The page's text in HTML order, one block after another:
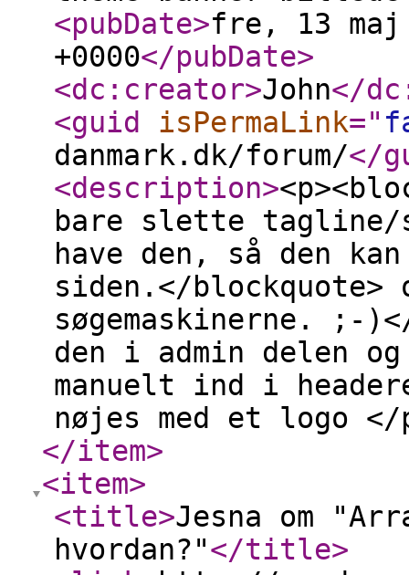
<pubDate>fre, 13 maj
+0000</pubDate>
<dc:creator>John</
<guid
isPermaLink="
danmark.dk/forum/</
<description>
bare slette tagline/
have den, så den
siden.</
søgemaskinerne. ;-
den i admin delen
manuelt ind i
nøjes med et logo </
</item>
<item>
<title>Jesna om
hvordan?"</title>